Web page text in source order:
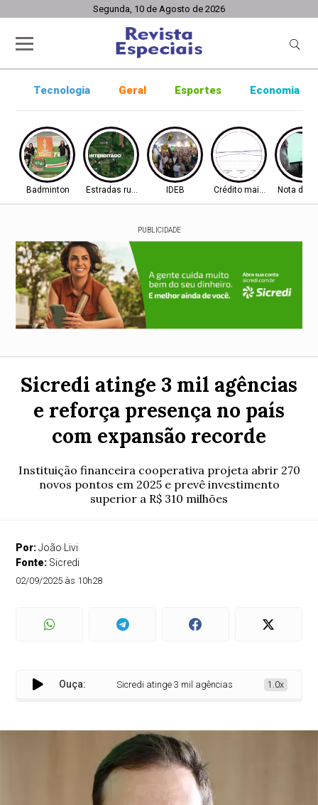
Segunda, 10 de Agosto de 2026
Tecnologia Geral Esportes Economia
Badminton Estradas rurais IDEB Crédito mais difícilNota do
PUBLICIDADE
Sicredi atinge 3 mil agências
e reforça presença no país
com expansão recorde
Instituição financeira cooperativa projeta abrir 270
novos pontos em 2025 e prevê investimento
superior a R$ 310 milhões
Por:João Livi
Fonte: Sicredi
02/09/2025 às 10h28
Ouça: Sicredi atinge 3 mil agências e reforça presença no
1.0x